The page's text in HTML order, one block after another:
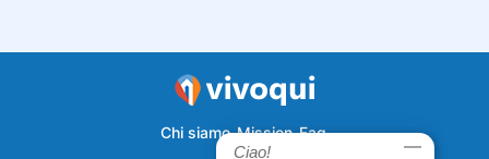
Chi siamo Mission Faq
Ciao!